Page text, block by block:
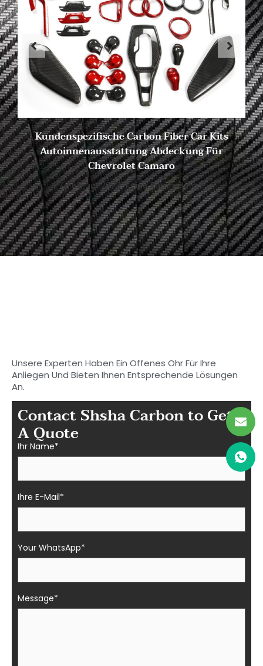
Kundenspezifische Carbon Fiber Car Kits
Autoinnenausstattung Abdeckung Für
Chevrolet Camaro
7. Februar 2023 Keine Kommentare
Unsere Experten Haben Ein Offenes Ohr Für Ihre
Anliegen Und Bieten Ihnen Entsprechende Lösungen
An.
Contact Shsha Carbon to Get
A Quote
Ihr Name*
Ihre E-Mail*
Your WhatsApp*
Message*